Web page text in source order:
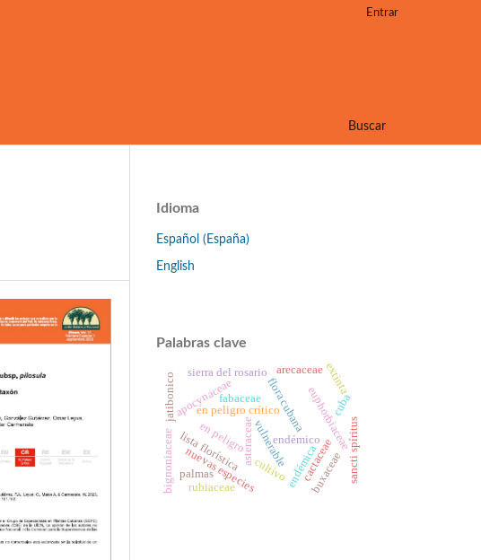
Buscar
Entrar
Idioma
Español (España)
English
Palabras clave
asteraceae endémico
flora cubana
en peligro euphorbiaceae
endémica
en peligro crítico
apocynaceae
vulnerable
arecaceae
cultivo
fabaceae
jatibonico
sancti spíritus
lista florística
sierra del rosario
cactaceae
nuevas especies
bignoniaceae buxaceae
palmas
cuba
rubiaceae
extinta